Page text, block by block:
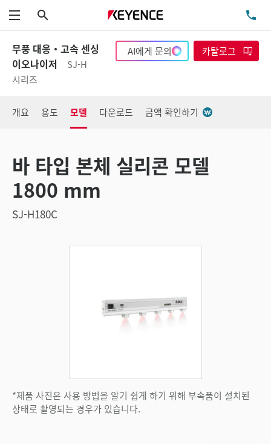
메뉴
무풍 대응・고속 센싱
이오나이저
SJ-H
시리즈
AI에게 문의 카탈로그
개요 용도 모델 다운로드 금액 확인하기
바 타입 본체 실리콘 모델
1800 mm
SJ-H180C
*제품 사진은 사용 방법을 알기 쉽게 하기 위해 부속품이 설치된
상태로 촬영되는 경우가 있습니다.